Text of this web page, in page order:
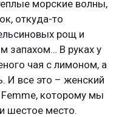
морские волны,
откуда-то
рощ и
запахом… В руках у
чая с лимоном, а
И все это – женский
которому мы
шестое место.